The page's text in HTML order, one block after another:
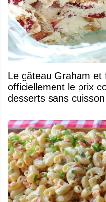
Le gâteau Graham et fraises se mérite
officiellement le prix
desserts sans cuisson